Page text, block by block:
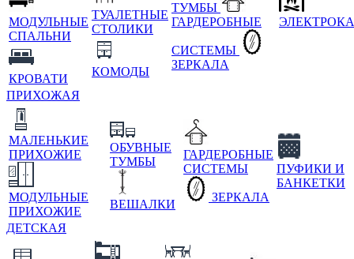
МОДУЛЬНЫЕ
СПАЛЬНИ
КРОВАТИ
ТУАЛЕТНЫЕ
СТОЛИКИ
КОМОДЫ
ТУМБЫ
ГАРДЕРОБНЫЕ
СИСТЕМЫ
ЗЕРКАЛА
ПРИХОЖАЯ
МАЛЕНЬКИЕ
ПРИХОЖИЕ
МОДУЛЬНЫЕ
ПРИХОЖИЕ
ОБУВНЫЕ
ТУМБЫ
ВЕШАЛКИ
ГАРДЕРОБНЫЕ
СИСТЕМЫ
ЗЕРКАЛА
ПУФИКИ И
БАНКЕТКИ
ДЕТСКАЯ